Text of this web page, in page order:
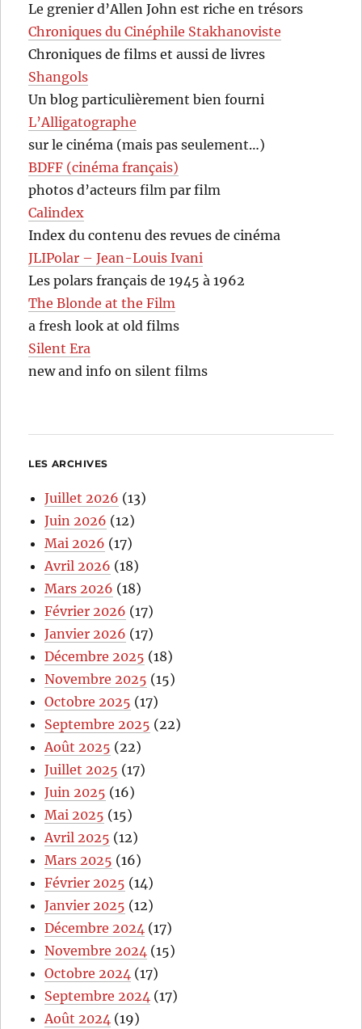
Le grenier d’Allen John est riche en trésors
Chroniques du Cinéphile Stakhanoviste
Chroniques de films et aussi de livres
Shangols
Un blog particulièrement bien fourni
L’Alligatographe
sur le cinéma (mais pas seulement…)
BDFF (cinéma français)
photos d’acteurs film par film
Calindex
Index du contenu des revues de cinéma
JLIPolar – Jean-Louis Ivani
Les polars français de 1945 à 1962
The Blonde at the Film
a fresh look at old films
Silent Era
new and info on silent films
LES ARCHIVES
Juillet 2026 (13)
Juin 2026 (12)
Mai 2026 (17)
Avril 2026 (18)
Mars 2026 (18)
Février 2026 (17)
Janvier 2026 (17)
Décembre 2025 (18)
Novembre 2025 (15)
Octobre 2025 (17)
Septembre 2025 (22)
Août 2025 (22)
Juillet 2025 (17)
Juin 2025 (16)
Mai 2025 (15)
Avril 2025 (12)
Mars 2025 (16)
Février 2025 (14)
Janvier 2025 (12)
Décembre 2024 (17)
Novembre 2024 (15)
Octobre 2024 (17)
Septembre 2024 (17)
Août 2024 (19)